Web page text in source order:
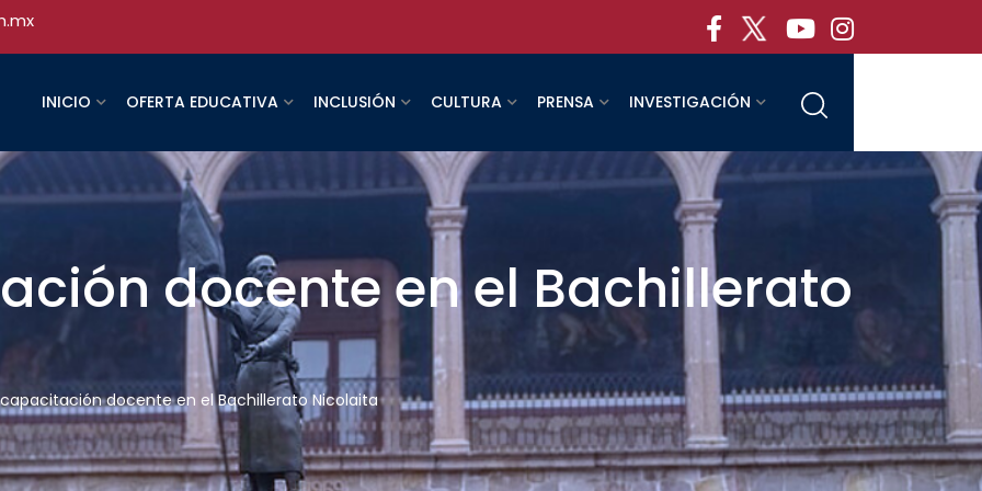
INICIO OFERTA EDUCATIVA INCLUSIÓN CULTURA PRENSA INVESTIGACIÓN
docente en el Bachillerato
docente en el Bachillerato Nicolaita